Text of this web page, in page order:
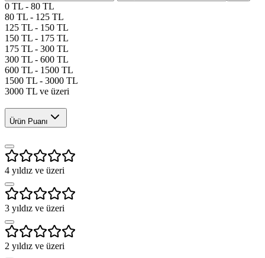
0 TL - 80 TL
80 TL - 125 TL
125 TL - 150 TL
150 TL - 175 TL
175 TL - 300 TL
300 TL - 600 TL
600 TL - 1500 TL
1500 TL - 3000 TL
3000 TL ve üzeri
Ürün Puanı
4 yıldız ve üzeri
3 yıldız ve üzeri
2 yıldız ve üzeri